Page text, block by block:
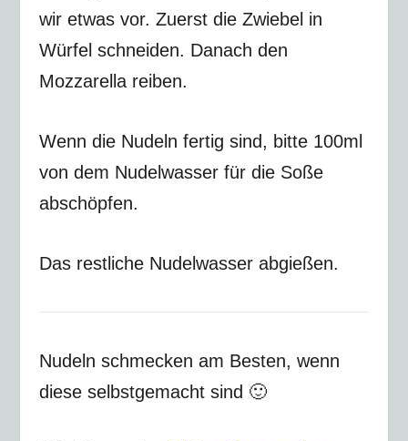
wir etwas vor. Zuerst die Zwiebel in
Würfel schneiden. Danach den
Mozzarella reiben.
Wenn die Nudeln fertig sind, bitte 100ml
von dem Nudelwasser für die Soße
abschöpfen.
Das restliche Nudelwasser abgießen.
Nudeln schmecken am Besten, wenn
diese selbstgemacht sind 🙂